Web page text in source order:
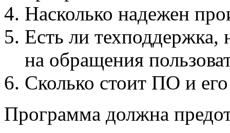
Насколько надежен
Есть ли техподдержка,
на обращения
Сколько стоит ПО и
Программа должна